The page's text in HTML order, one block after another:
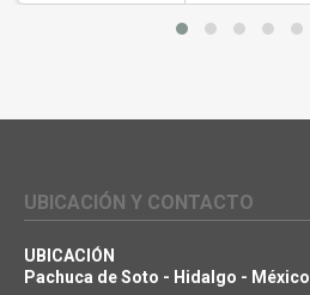
UBICACIÓN Y CONTACTO
UBICACIÓN
Pachuca de Soto - Hidalgo - México